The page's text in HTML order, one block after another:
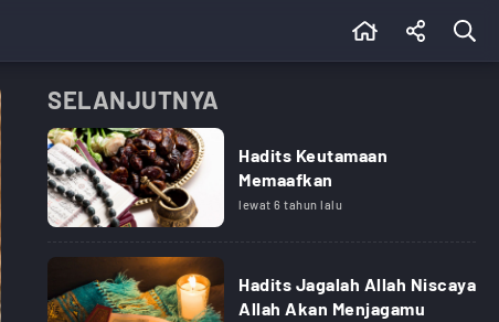
SELANJUTNYA
Hadits Keutamaan
Memaafkan
lewat 6 tahun lalu
Hadits Jagalah Allah Niscaya
Allah Akan Menjagamu